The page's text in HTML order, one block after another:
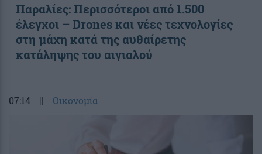
Παραλίες: Περισσότεροι από 1.500
έλεγχοι – Drones και νέες τεχνολογίες
στη μάχη κατά της αυθαίρετης
κατάληψης του αιγιαλού
07:14 || Οικονομία